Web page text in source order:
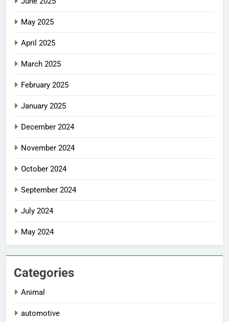
May 2025
April 2025
March 2025
February 2025
January 2025
December 2024
November 2024
October 2024
September 2024
July 2024
May 2024
Categories
Animal
automotive